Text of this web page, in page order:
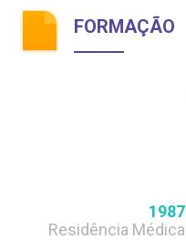
FORMAÇÃO
1987
Residência Médica